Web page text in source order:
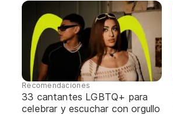
Recomendaciones
33 cantantes LGBTQ+ para
celebrar y escuchar con orgullo